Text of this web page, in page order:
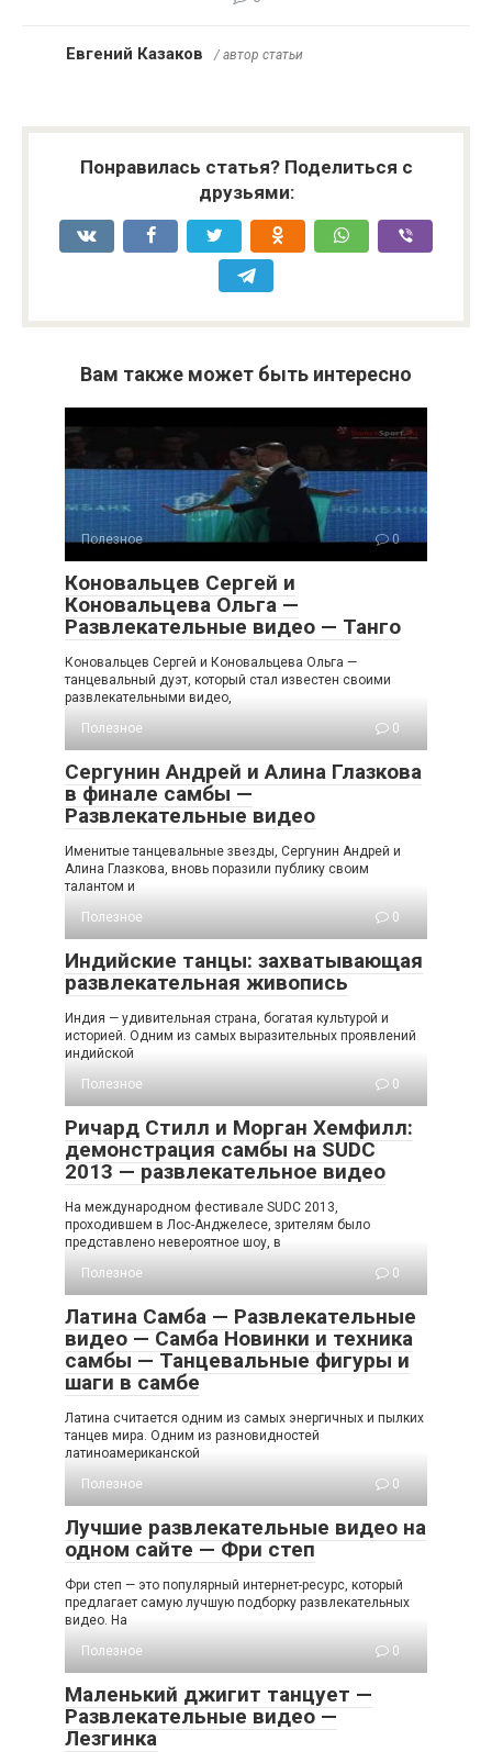
Евгений Казаков / автор статьи
Понравилась статья? Поделиться с
друзьями:
Вам также может быть интересно
Полезное 0
Коновальцев Сергей и
Коновальцева Ольга —
Развлекательные видео — Танго
Коновальцев Сергей и Коновальцева Ольга —
танцевальный дуэт, который стал известен своими
развлекательными видео,
Полезное
0
Сергунин Андрей и Алина Глазкова
в финале самбы —
Развлекательные видео
Именитые танцевальные звезды, Сергунин Андрей и
Алина Глазкова, вновь поразили публику своим
талантом и
Полезное
0
Индийские танцы: захватывающая
развлекательная живопись
Индия — удивительная страна, богатая культурой и
историей. Одним из самых выразительных проявлений
индийской
Полезное
0
Ричард Стилл и Морган Хемфилл:
демонстрация самбы на SUDC
2013 — развлекательное видео
На международном фестивале SUDC 2013,
проходившем в Лос-Анджелесе, зрителям было
представлено невероятное шоу, в
Полезное
0
Латина Самба — Развлекательные
видео — Самба Новинки и техника
самбы — Танцевальные фигуры и
шаги в самбе
Латина считается одним из самых энергичных и пылких
танцев мира. Одним из разновидностей
латиноамериканской
Полезное
0
Лучшие развлекательные видео на
одном сайте — Фри степ
Фри степ — это популярный интернет-ресурс, который
предлагает самую лучшую подборку развлекательных
видео. На
Полезное
0
Маленький джигит танцует —
Развлекательные видео —
Лезгинка